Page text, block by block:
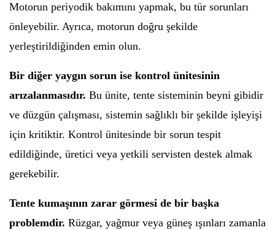
Motorun periyodik bakımını yapmak, bu tür sorunları
önleyebilir. Ayrıca, motorun doğru şekilde
yerleştirildiğinden emin olun.
Bir diğer yaygın sorun ise kontrol ünitesinin
arızalanmasıdır. Bu ünite, tente sisteminin beyni gibidir
ve düzgün çalışması, sistemin sağlıklı bir şekilde işleyişi
için kritiktir. Kontrol ünitesinde bir sorun tespit
edildiğinde, üretici veya yetkili servisten destek almak
gerekebilir.
Tente kumaşının zarar görmesi de bir başka
problemdir. Rüzgar, yağmur veya güneş ışınları zamanla